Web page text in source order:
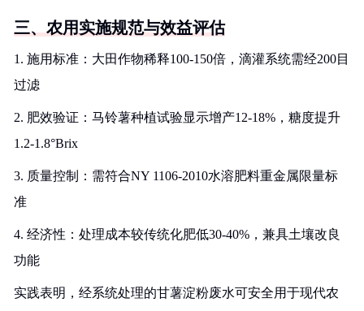
三、农用实施规范与效益评估
1. 施用标准：大田作物稀释100-150倍，滴灌系统需经200目
过滤
2. 肥效验证：马铃薯种植试验显示增产12-18%，糖度提升
1.2-1.8°Brix
3. 质量控制：需符合NY 1106-2010水溶肥料重金属限量标
准
4. 经济性：处理成本较传统化肥低30-40%，兼具土壤改良
功能
实践表明，经系统处理的甘薯淀粉废水可安全用于现代农